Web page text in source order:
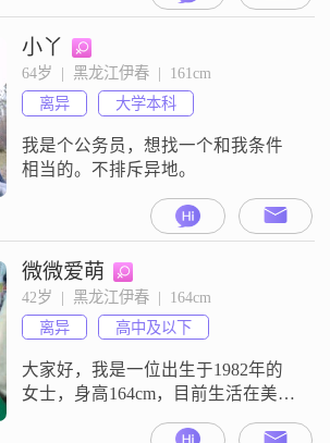
小丫
64岁  |  黑龙江伊春  |  161cm
离异
大学本科
我是个公务员，想找一个和我条件
相当的。不排斥异地。
微微爱萌
42岁  |  黑龙江伊春  |  164cm
离异
高中及以下
大家好，我是一位出生于1982年的
女士，身高164cm，目前生活在美丽